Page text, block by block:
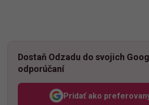
Dostaň Odzadu do svojich
odporúčaní
Pridať ako Odzadu,